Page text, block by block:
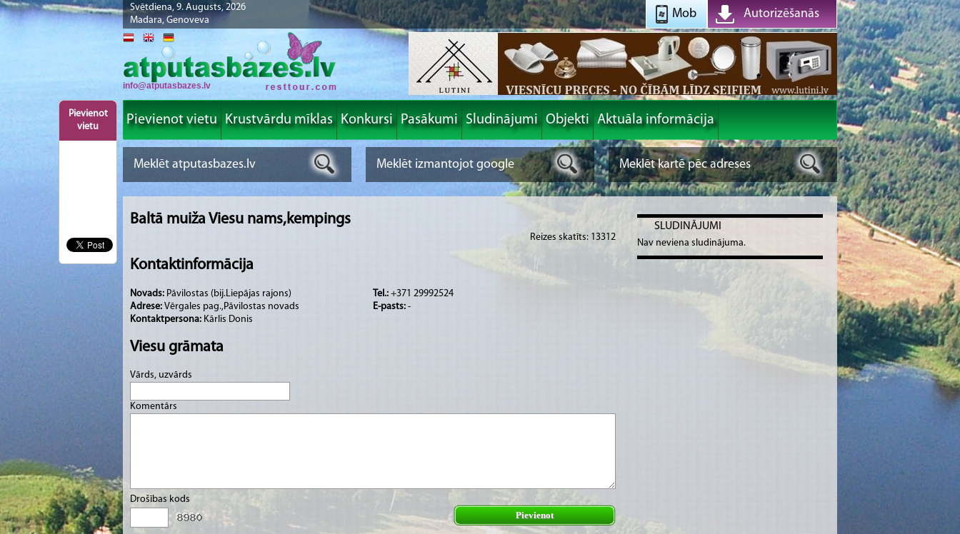
Svētdiena, 9. Augusts, 2026
Madara, Genoveva
Autorizēšanās
Mob
Pievienot
vietu
info@atputasbazes.lv
Pievienot vietu Krustvārdu mīklas Konkursi Pasākumi Sludinājumi Objekti Aktuāla informācija
Baltā muiža Viesu nams,kempings
Reizes skatīts: 13312
Kontaktinformācija
Novads: Pāvilostas (bij.Liepājas rajons)
Adrese: Vērgales pag.,Pāvilostas novads
Kontaktpersona: Kārlis Donis
Tel.: +371 29992524
E-pasts: -
Viesu grāmata
Vārds, uzvārds
Komentārs
Drošības kods
Pievienot
SLUDINĀJUMI
Nav neviena sludinājuma.